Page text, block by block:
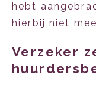
hebt
hierbij niet
Verzeker